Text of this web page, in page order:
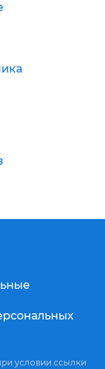
условии ссылки